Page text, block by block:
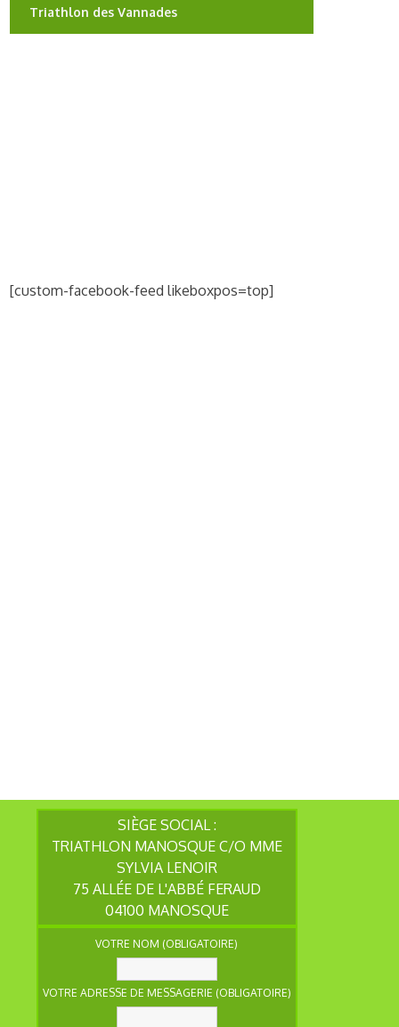
Triathlon des Vannades
[custom-facebook-feed likeboxpos=top]
SIÈGE SOCIAL :
TRIATHLON MANOSQUE C/O MME
SYLVIA LENOIR
75 ALLÉE DE L'ABBÉ FERAUD
04100 MANOSQUE
VOTRE NOM (OBLIGATOIRE)
VOTRE ADRESSE DE MESSAGERIE (OBLIGATOIRE)